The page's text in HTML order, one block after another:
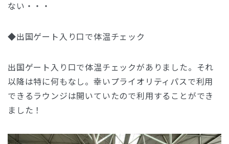
ない・・・
◆出国ゲート入り口で体温チェック
出国ゲート入り口で体温チェックがありました。それ
以降は特に何もなし。幸いプライオリティパスで利用
できるラウンジは開いていたので利用することができ
ました！